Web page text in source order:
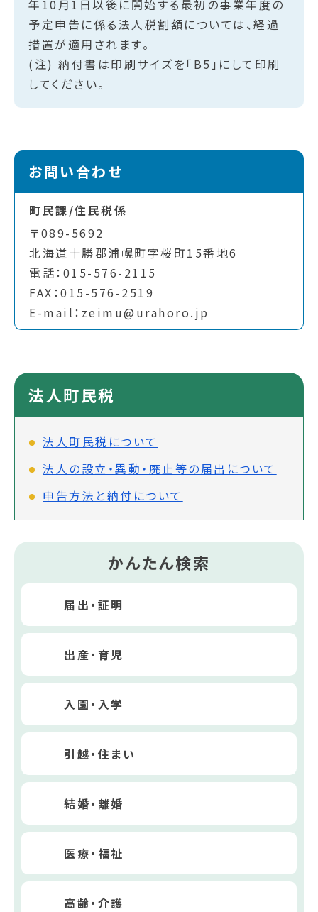
年10月1日以後に開始する最初の事業年度の
予定申告に係る法人税割額については、経過
措置が適用されます。
(注) 納付書は印刷サイズを「B5」にして印刷
してください。
お問い合わせ
町民課/住民税係
〒089-5692
北海道十勝郡浦幌町字桜町15番地6
電話：015-576-2115
FAX：015-576-2519
E-mail：zeimu@urahoro.jp
法人町民税
法人町民税について
法人の設立・異動・廃止等の届出について
申告方法と納付について
かんたん検索
届出・証明
出産・育児
入園・入学
引越・住まい
結婚・離婚
医療・福祉
高齢・介護